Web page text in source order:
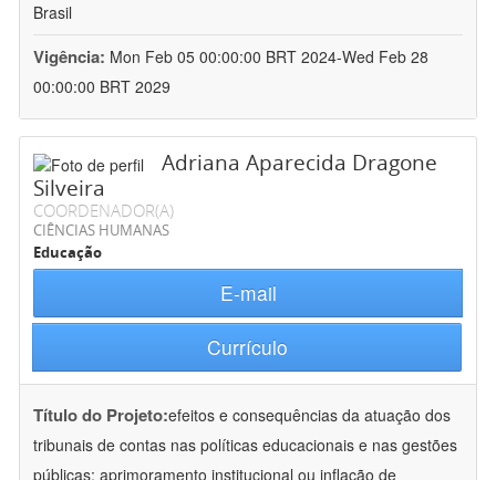
Brasil
Vigência: Mon Feb 05 00:00:00 BRT 2024-Wed Feb 28
00:00:00 BRT 2029
Adriana Aparecida Dragone
Silveira
COORDENADOR(A)
CIÊNCIAS HUMANAS
Educação
E-mail
Currículo
Título do Projeto:efeitos e consequências da atuação dos
tribunais de contas nas políticas educacionais e nas gestões
públicas: aprimoramento institucional ou inflação de